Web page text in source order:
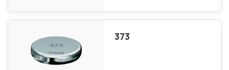
373